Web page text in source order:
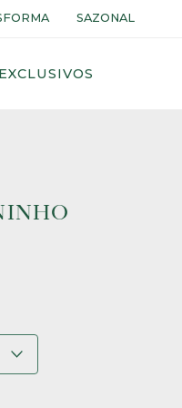
SAZONAL
EXCLUSIVOS